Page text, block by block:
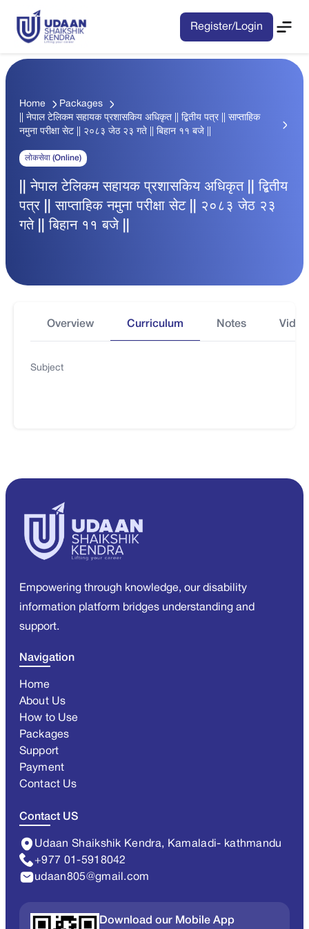
Register/Login
Home
Packages
|| नेपाल टेलिकम सहायक प्रशासकिय अधिकृत || द्बितीय पत्र || साप्ताहिक
नमुना परीक्षा सेट || २०८३ जेठ २३ गते || बिहान ११ बजे ||
लोकसेवा (Online)
|| नेपाल टेलिकम सहायक प्रशासकिय अधिकृत || द्बितीय
पत्र || साप्ताहिक नमुना परीक्षा सेट || २०८३ जेठ २३
गते || बिहान ११ बजे ||
Overview Curriculum Notes
Subject
Empowering through knowledge, our disability
information platform bridges understanding and
support.
Navigation
Home
About Us
How to Use
Packages
Support
Payment
Contact Us
Contact US
Udaan Shaikshik Kendra, Kamaladi- kathmandu
+977 01-5918042
udaan805@gmail.com
Download our Mobile App